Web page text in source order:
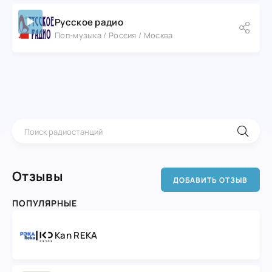
Русское радио
Поп-музыка / Россия / Москва
Отзывы ДОБАВИТЬ ОТЗЫВ
ПОПУЛЯРНЫЕ
Kan REKA